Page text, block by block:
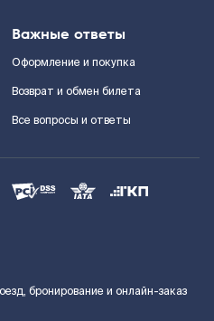
Важные ответы
Оформление и покупка
Возврат и обмен билета
Все вопросы и ответы
бронирование и онлайн-заказ